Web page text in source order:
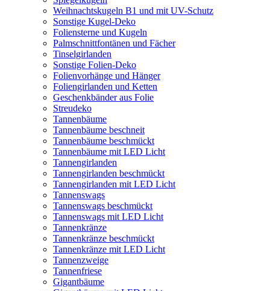
Weihnachtskugeln B1 und mit UV-Schutz
Sonstige Kugel-Deko
Foliensterne und Kugeln
Palmschnittfontänen und Fächer
Tinselgirlanden
Sonstige Folien-Deko
Folienvorhänge und Hänger
Foliengirlanden und Ketten
Geschenkbänder aus Folie
Streudeko
Tannenbäume
Tannenbäume beschneit
Tannenbäume beschmückt
Tannenbäume mit LED Licht
Tannengirlanden
Tannengirlanden beschmückt
Tannengirlanden mit LED Licht
Tannenswags
Tannenswags beschmückt
Tannenswags mit LED Licht
Tannenkränze
Tannenkränze beschmückt
Tannenkränze mit LED Licht
Tannenzweige
Tannenfriese
Gigantbäume